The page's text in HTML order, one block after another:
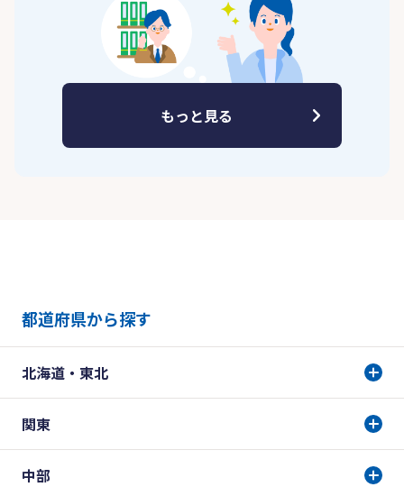
もっと見る
都道府県から探す
北海道・東北
関東
中部